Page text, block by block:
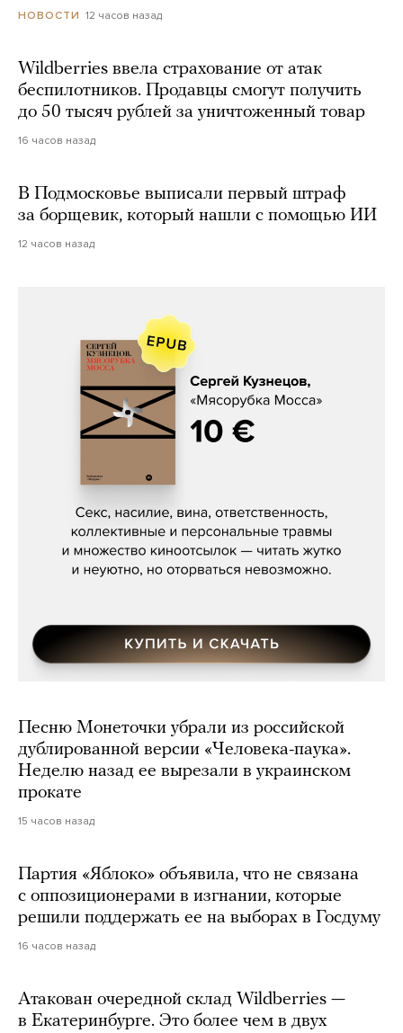
НОВОСТИ 12 часов назад
Wildberries ввела страхование от атак
беспилотников. Продавцы смогут получить
до 50 тысяч рублей за уничтоженный товар
16 часов назад
В Подмосковье выписали первый штраф
за борщевик, который нашли с помощью ИИ
12 часов назад
Сергей Кузнецов, «Мясорубка
Песню Монеточки убрали из российской
дублированной версии «Человека-паука».
Неделю назад ее вырезали в украинском
прокате
15 часов назад
Партия «Яблоко» объявила, что не связана
с оппозиционерами в изгнании, которые
решили поддержать ее на выборах в Госдуму
16 часов назад
Атакован очередной склад Wildberries —
в Екатеринбурге. Это более чем в двух